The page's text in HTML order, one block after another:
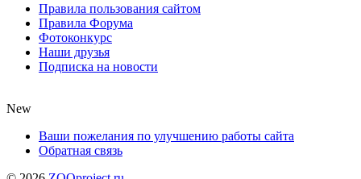
Правила пользования сайтом
Правила Форума
Фотоконкурс
Наши друзья
Подписка на новости
New
Ваши пожелания по улучшению работы сайта
Обратная связь